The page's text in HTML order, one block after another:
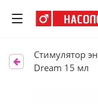
Cтимулятор
Dream 15 мл